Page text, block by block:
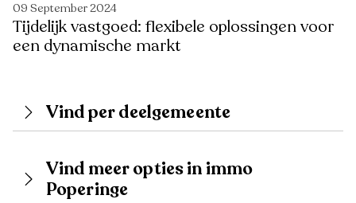
09 September 2024
Tijdelijk vastgoed: flexibele oplossingen voor
een dynamische markt
Vind per deelgemeente
Vind meer opties in immo
Poperinge